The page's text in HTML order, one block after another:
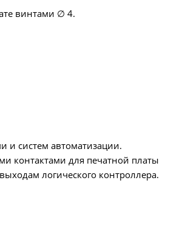
винтами ∅ 4.
и систем автоматизации.
контактами для печатной платы
логического контроллера.